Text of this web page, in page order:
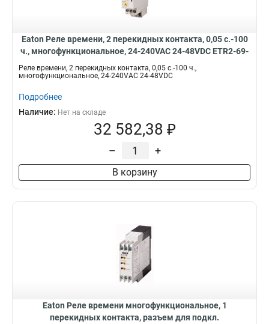
Eaton Реле времени, 2 перекидных контакта, 0,05 с.-100
ч., многофункциональное, 24-240VAC 24-48VDC ETR2-69-
Реле времени, 2 перекидных контакта, 0,05 с.-100 ч.,
многофункциональное, 24-240VAC 24-48VDC
Подробнее
Наличие: Нет на складе
32 582,38 ₽
– +
В корзину
Eaton Реле времени многофункциональное, 1
перекидных контакта, разъем для подкл.